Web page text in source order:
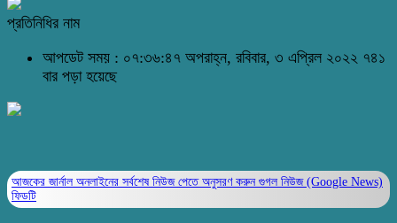
প্রতিনিধির নাম
আপডেট সময় : ০৭:৩৬:৪৭ অপরাহ্ন, রবিবার, ৩ এপ্রিল ২০২২ ৭৪১
বার পড়া হয়েছে
আজকের জার্নাল অনলাইনের সর্বশেষ নিউজ পেতে অনুসরণ করুন গুগল নিউজ (Google News)
ফিডটি